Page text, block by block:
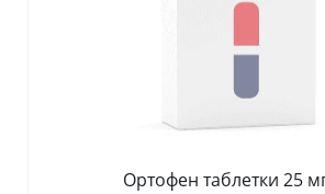
Ортофен таблетки 25